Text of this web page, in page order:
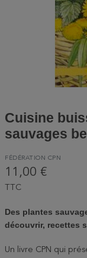
Cuisine
sauvages
FÉDÉRATION CPN
11,00 €
TTC
Des plantes
découvrir, recettes
Un livre CPN qui